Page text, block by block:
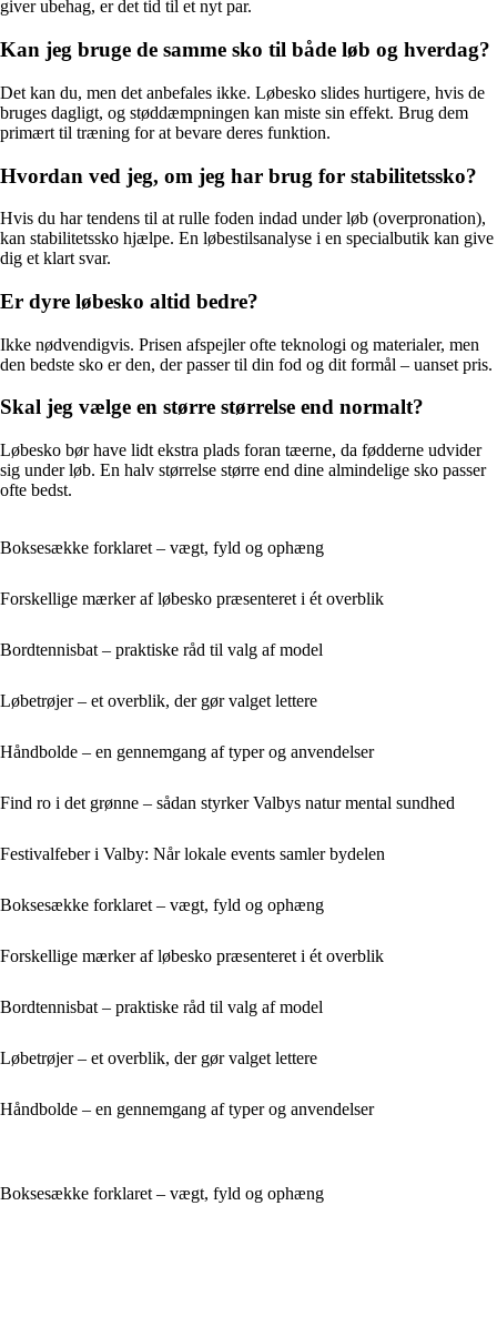
giver ubehag, er det tid til et nyt par.
Kan jeg bruge de samme sko til både løb og hverdag?
Det kan du, men det anbefales ikke. Løbesko slides hurtigere, hvis de
bruges dagligt, og støddæmpningen kan miste sin effekt. Brug dem
primært til træning for at bevare deres funktion.
Hvordan ved jeg, om jeg har brug for stabilitetssko?
Hvis du har tendens til at rulle foden indad under løb (overpronation),
kan stabilitetssko hjælpe. En løbestilsanalyse i en specialbutik kan give
dig et klart svar.
Er dyre løbesko altid bedre?
Ikke nødvendigvis. Prisen afspejler ofte teknologi og materialer, men
den bedste sko er den, der passer til din fod og dit formål – uanset pris.
Skal jeg vælge en større størrelse end normalt?
Løbesko bør have lidt ekstra plads foran tæerne, da fødderne udvider
sig under løb. En halv størrelse større end dine almindelige sko passer
ofte bedst.
Boksesække forklaret – vægt, fyld og ophæng
Forskellige mærker af løbesko præsenteret i ét overblik
Bordtennisbat – praktiske råd til valg af model
Løbetrøjer – et overblik, der gør valget lettere
Håndbolde – en gennemgang af typer og anvendelser
Find ro i det grønne – sådan styrker Valbys natur mental sundhed
Festivalfeber i Valby: Når lokale events samler bydelen
Boksesække forklaret – vægt, fyld og ophæng
Forskellige mærker af løbesko præsenteret i ét overblik
Bordtennisbat – praktiske råd til valg af model
Løbetrøjer – et overblik, der gør valget lettere
Håndbolde – en gennemgang af typer og anvendelser
Boksesække forklaret – vægt, fyld og ophæng